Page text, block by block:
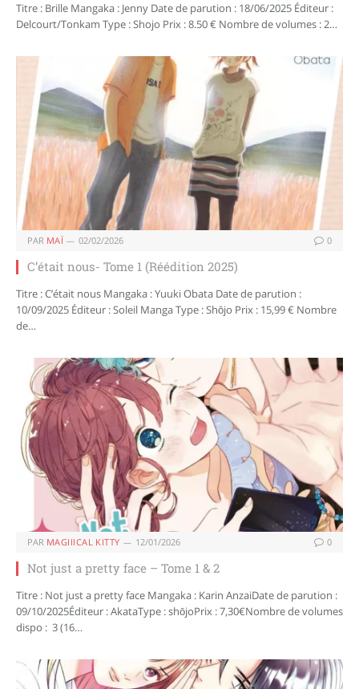
Titre : Brille Mangaka : Jenny Date de parution : 18/06/2025 Éditeur :
Delcourt/Tonkam Type : Shojo Prix : 8.50 € Nombre de volumes : 2…
PAR MAÏ 02/02/2026 0
C’était nous- Tome 1 (Réédition 2025)
Titre : C’était nous Mangaka : Yuuki Obata Date de parution :
10/09/2025 Éditeur : Soleil Manga Type : Shōjo Prix : 15,99 € Nombre
de…
PAR MAGIIICAL KITTY 12/01/2026 0
Not just a pretty face – Tome 1 & 2
Titre : Not just a pretty face Mangaka : Karin AnzaiDate de parution :
09/10/2025Éditeur : AkataType : shōjoPrix : 7,30€Nombre de volumes
dispo : 3 (16…